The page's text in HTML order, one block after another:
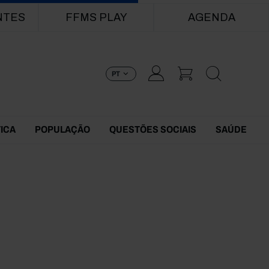
FFMS PLAY AGENDA
PT
POPULAÇÃO QUESTÕES SOCIAIS SAÚDE